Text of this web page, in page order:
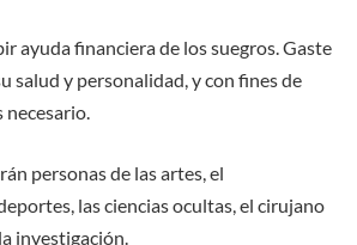
ayuda financiera de los suegros. Gaste
salud y personalidad, y con fines de
personas de las artes, el
las ciencias ocultas, el cirujano
investigación.